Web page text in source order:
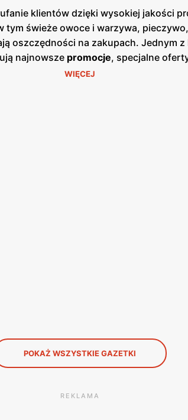
klientów dzięki wysokiej jakości
świeże owoce i warzywa,
oszczędności na zakupach. Jednym
najnowsze promocje, specjalne
Publikacje te są dostępne zarówno
zadowolonych klientów. Produkty
oczekiwaniom klientów
WIĘCEJ
POKAŻ WSZYSTKIE GAZETKI
REKLAMA